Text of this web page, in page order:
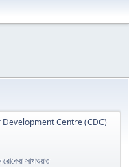
Centre (CDC)
রোকেয়া সাখাওয়াত